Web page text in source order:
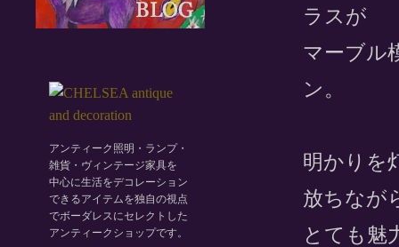
ラスが
マーブル
ン。
明かりを
放ちなが
とても魅
アンティーク照明・ランプ・
雑貨・ヴィンテージ家具を
中心に生活をデコレーション
できるアイテムを独自の視点
でボーダレスにセレクトした
アンティークショップです。